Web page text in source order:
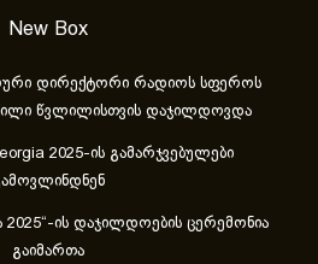
New Box
დირექტორი რადიოს სფეროს
წვლილისთვის დაჯილდოვდა
2025-ის გამარჯვებულები
2025“-ის დაჯილდოების ცერემონია
გაიმართა